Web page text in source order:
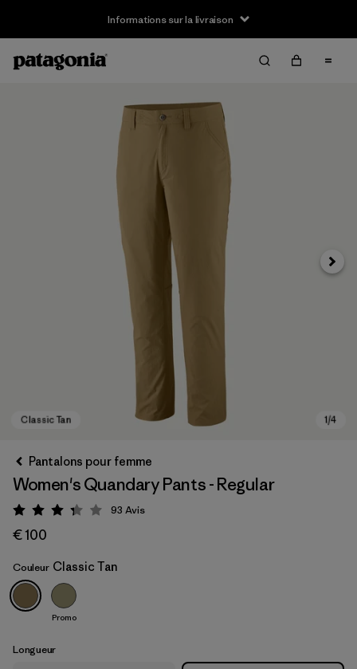
Informations sur la livraison
Classic Tan
Pantalons pour femme
Women's Quandary Pants - Regular
Évaluation: 3.3 / 5
93 Avis
€ 100
Couleur Classic Tan
Promo
Longueur